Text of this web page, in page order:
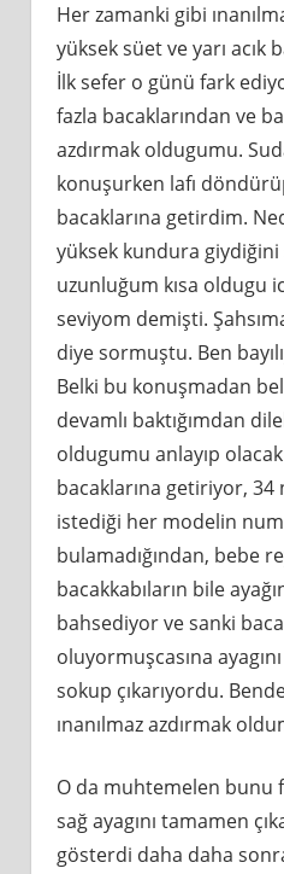
Her zamanki gibi
yüksek süet ve yarı acık
İlk sefer o günü fark
fazla bacaklarından ve
azdırmak oldugumu.
konuşurken lafı
bacaklarına getirdim.
yüksek kundura
uzunluğum kısa oldugu
seviyom demişti.
diye sormuştu. Ben
Belki bu konuşmadan
devamlı baktığımdan
oldugumu anlayıp
bacaklarına getiriyor,
istediği her modelin
bulamadığından, bebe
bacakkabıların bile
bahsediyor ve sanki
oluyormuşcasına
sokup çıkarıyordu.
ınanılmaz azdırmak
O da muhtemelen bunu
sağ ayagını tamamen
gösterdi daha daha